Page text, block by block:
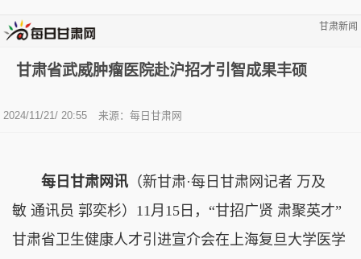
甘肃新闻
甘肃省武威肿瘤医院赴沪招才引智成果丰硕
2024/11/21/ 20:55 来源： 每日甘肃网
每日甘肃网讯 （新甘肃·每日甘肃网记者 万及
敏 通讯员 郭奕杉）11月15日，“甘招广贤 肃聚英才”
甘肃省卫生健康人才引进宣介会在上海复旦大学医学